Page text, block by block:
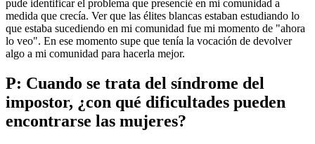
pude identificar el problema que presencié en mi comunidad a
medida que crecía. Ver que las élites blancas estaban estudiando lo
que estaba sucediendo en mi comunidad fue mi momento de "ahora
lo veo". En ese momento supe que tenía la vocación de devolver
algo a mi comunidad para hacerla mejor.
P: Cuando se trata del síndrome del
impostor, ¿con qué dificultades pueden
encontrarse las mujeres?